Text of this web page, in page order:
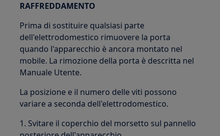
RAFFREDDAMENTO
Prima di sostituire qualsiasi parte
dell'elettrodomestico rimuovere la porta
quando l'apparecchio è ancora montato nel
mobile. La rimozione della porta è descritta nel
Manuale Utente.
La posizione e il numero delle viti possono
variare a seconda dell'elettrodomestico.
1. Svitare il coperchio del morsetto sul pannello